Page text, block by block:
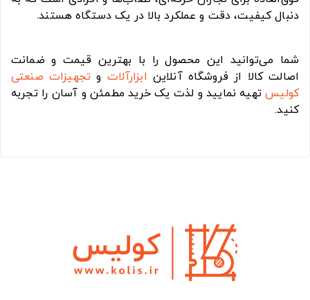
دنبال کیفیت، دقت و عملکرد بالا در یک دستگاه هستند.
شما می‌توانید این محصول را با بهترین قیمت و ضمانت
اصالت کالا از فروشگاه آنلاین ابزارآلات وتجهیزات صنعتی
کولیستهیه نمایید و لذت یک خرید مطمئن و آسان را تجربه
کنید.